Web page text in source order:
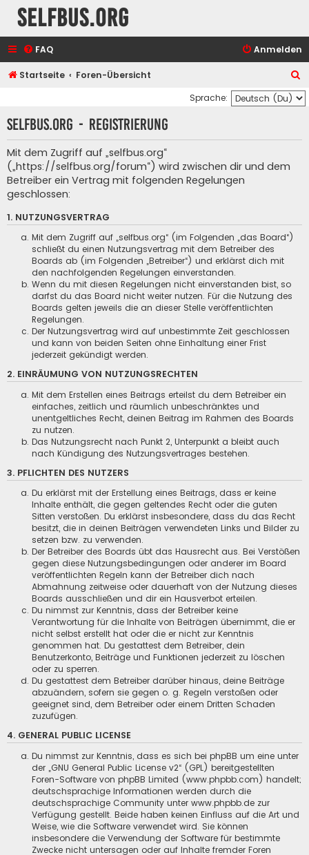
selfbus.org
FAQ Anmelden
Startseite Foren-Übersicht
u
c
Sprache:
selfbus.org - Registrierung
Mit dem Zugriff auf „selfbus.org“
(„https://selfbus.org/forum“) wird zwischen dir und dem
Betreiber ein Vertrag mit folgenden Regelungen
geschlossen:
1. NUTZUNGSVERTRAG
Mit dem Zugriff auf „selfbus.org“ (im Folgenden „das Board“)
schließt du einen Nutzungsvertrag mit dem Betreiber des
Boards ab (im Folgenden „Betreiber“) und erklärst dich mit
den nachfolgenden Regelungen einverstanden.
Wenn du mit diesen Regelungen nicht einverstanden bist, so
darfst du das Board nicht weiter nutzen. Für die Nutzung des
Boards gelten jeweils die an dieser Stelle veröffentlichten
Regelungen.
Der Nutzungsvertrag wird auf unbestimmte Zeit geschlossen
und kann von beiden Seiten ohne Einhaltung einer Frist
jederzeit gekündigt werden.
2. EINRÄUMUNG VON NUTZUNGSRECHTEN
Mit dem Erstellen eines Beitrags erteilst du dem Betreiber ein
einfaches, zeitlich und räumlich unbeschränktes und
unentgeltliches Recht, deinen Beitrag im Rahmen des Boards
zu nutzen.
Das Nutzungsrecht nach Punkt 2, Unterpunkt a bleibt auch
nach Kündigung des Nutzungsvertrages bestehen.
3. PFLICHTEN DES NUTZERS
Du erklärst mit der Erstellung eines Beitrags, dass er keine
Inhalte enthält, die gegen geltendes Recht oder die guten
Sitten verstoßen. Du erklärst insbesondere, dass du das Recht
besitzt, die in deinen Beiträgen verwendeten Links und Bilder zu
setzen bzw. zu verwenden.
Der Betreiber des Boards übt das Hausrecht aus. Bei Verstößen
gegen diese Nutzungsbedingungen oder anderer im Board
veröffentlichten Regeln kann der Betreiber dich nach
Abmahnung zeitweise oder dauerhaft von der Nutzung dieses
Boards ausschließen und dir ein Hausverbot erteilen.
Du nimmst zur Kenntnis, dass der Betreiber keine
Verantwortung für die Inhalte von Beiträgen übernimmt, die er
nicht selbst erstellt hat oder die er nicht zur Kenntnis
genommen hat. Du gestattest dem Betreiber, dein
Benutzerkonto, Beiträge und Funktionen jederzeit zu löschen
oder zu sperren.
Du gestattest dem Betreiber darüber hinaus, deine Beiträge
abzuändern, sofern sie gegen o. g. Regeln verstoßen oder
geeignet sind, dem Betreiber oder einem Dritten Schaden
zuzufügen.
4. GENERAL PUBLIC LICENSE
Du nimmst zur Kenntnis, dass es sich bei phpBB um eine unter
der „GNU General Public License v2“ (GPL) bereitgestellten
Foren-Software von phpBB Limited (www.phpbb.com) handelt;
deutschsprachige Informationen werden durch die
deutschsprachige Community unter www.phpbb.de zur
Verfügung gestellt. Beide haben keinen Einfluss auf die Art und
Weise, wie die Software verwendet wird. Sie können
insbesondere die Verwendung der Software für bestimmte
Zwecke nicht untersagen oder auf Inhalte fremder Foren